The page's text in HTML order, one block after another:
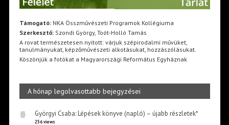
Támogató:NKA Összművészeti Programok Kollégiuma
Szerkesztő:Szondi György, Toót-Holló Tamás
A rovat természetesen nyitott: várjuk szépirodalmi művüket,
tanulmányukat, képzőművészeti alkotásukat, hozzászólásukat.
Köszönjük a fotókat a Magyarországi Református Egyháznak
A hónap legolvasottabb bejegyzései
Györgyi Csaba: Lépések könyve (napló) – újabb részletek*
256 views